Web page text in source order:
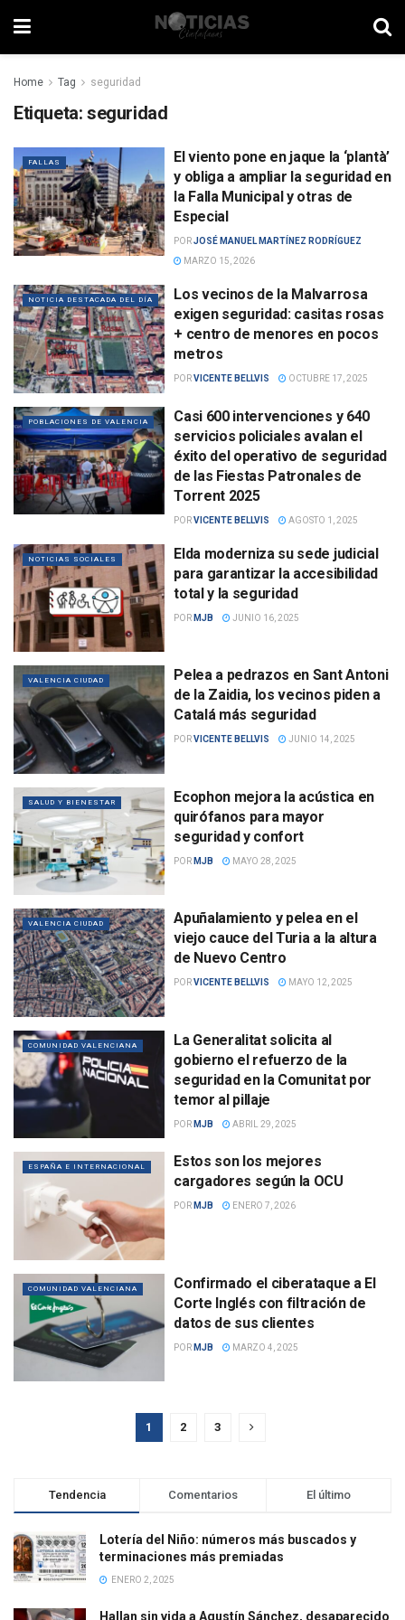
Home Tag seguridad
Etiqueta: seguridad
FALLAS
El viento pone en jaque la ‘plantà’
y obliga a ampliar la seguridad en
la Falla Municipal y otras de
Especial
PORJOSÉ MANUEL MARTÍNEZ RODRÍGUEZ
MARZO 15, 2026
NOTICIA DESTACADA DEL DÍA
Los vecinos de la Malvarrosa
exigen seguridad: casitas rosas
+ centro de menores en pocos
metros
PORVICENTE BELLVIS OCTUBRE 17, 2025
POBLACIONES DE VALENCIA
Casi 600 intervenciones y 640
servicios policiales avalan el
éxito del operativo de seguridad
de las Fiestas Patronales de
Torrent 2025
PORVICENTE BELLVIS AGOSTO 1, 2025
NOTICIAS SOCIALES
Elda moderniza su sede judicial
para garantizar la accesibilidad
total y la seguridad
POR MJB JUNIO 16, 2025
VALENCIA CIUDAD
Pelea a pedrazos en Sant Antoni
de la Zaidia, los vecinos piden a
Catalá más seguridad
PORVICENTE BELLVIS JUNIO 14, 2025
SALUD Y BIENESTAR
Ecophon mejora la acústica en
quirófanos para mayor
seguridad y confort
POR MJB MAYO 28, 2025
VALENCIA CIUDAD
Apuñalamiento y pelea en el
viejo cauce del Turia a la altura
de Nuevo Centro
PORVICENTE BELLVIS MAYO 12, 2025
COMUNIDAD VALENCIANA
La Generalitat solicita al
gobierno el refuerzo de la
seguridad en la Comunitat por
temor al pillaje
POR MJB ABRIL 29, 2025
ESPAÑA E INTERNACIONAL
Estos son los mejores
cargadores según la OCU
POR MJB ENERO 7, 2026
COMUNIDAD VALENCIANA
Confirmado el ciberataque a El
Corte Inglés con filtración de
datos de sus clientes
POR MJB MARZO 4, 2025
1 2 3
Tendencia Comentarios El último
Lotería del Niño: números más buscados y
terminaciones más premiadas
ENERO 2, 2025
Hallan sin vida a Agustín Sánchez, desaparecido